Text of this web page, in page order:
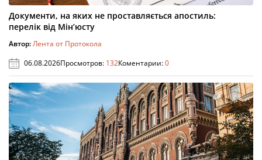
Документи, на яких не проставляється апостиль:
перелік від Мін’юсту
Автор:Лента от Протокола
06.08.2026Просмотров: 132Коментарии:0